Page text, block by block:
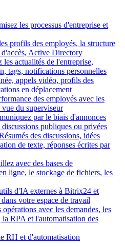
les processus d'entreprise et
profils des employés, la structure
d'accès, Active Directory
les actualités de l'entreprise,
tags, notifications personnelles
appels vidéo, profils des
en déplacement
des employés avec les
du superviseur
par le biais d'annonces
publiques ou privées
des discussions, idées
de texte, réponses écrites par
avec des bases de
ligne, le stockage de fichiers, les
d'IA externes à Bitrix24 et
votre espace de travail
avec les demandes, les
RPA et l'automatisation des
RH et d'automatisation